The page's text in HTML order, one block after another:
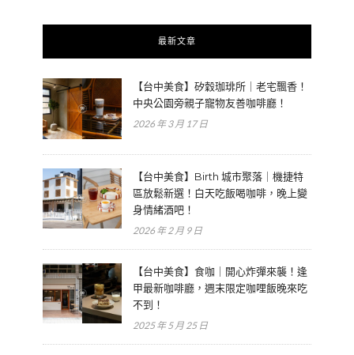
最新文章
【台中美食】矽穀珈琲所｜老宅飄香！
中央公園旁親子寵物友善咖啡廳！
2026 年 3 月 17 日
【台中美食】Birth 城市聚落｜機捷特
區放鬆新選！白天吃飯喝咖啡，晚上變
身情緒酒吧！
2026 年 2 月 9 日
【台中美食】食咖｜開心炸彈來襲！逢
甲最新咖啡廳，週末限定咖哩飯晚來吃
不到！
2025 年 5 月 25 日